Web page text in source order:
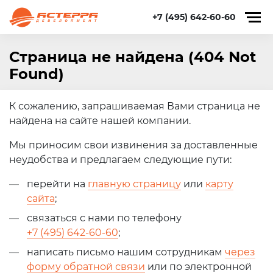
+7 (495) 642-60-60
Страница не найдена (404 Not
Found)
К сожалению, запрашиваемая Вами страница не
найдена на сайте нашей компании.
Мы приносим свои извинения за доставленные
неудобства и предлагаем следующие пути:
перейти на главную страницуили карту
сайта;
связаться с нами по телефону
+7 (495) 642-60-60;
написать письмо нашим сотрудникам через
форму обратной связи или по электронной